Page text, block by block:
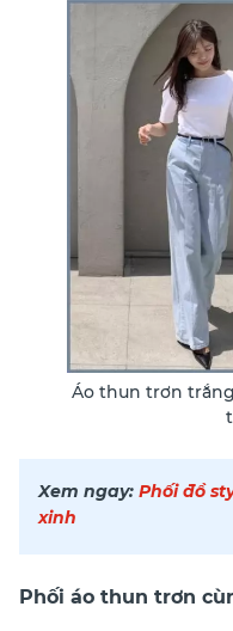
Áo thun trơn
Xem ngay: Phối đồ
xinh
Phối áo thun trơn